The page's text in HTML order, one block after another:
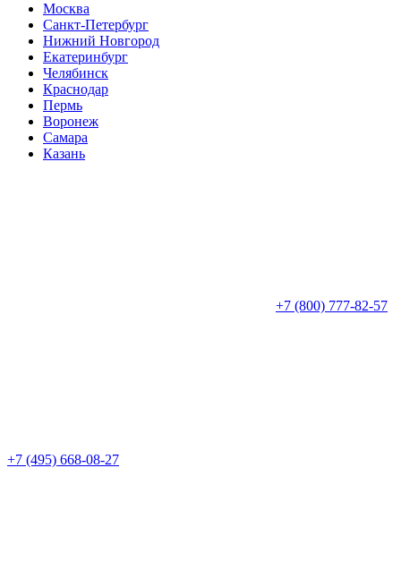
Москва
Санкт-Петербург
Нижний Новгород
Екатеринбург
Челябинск
Краснодар
Пермь
Воронеж
Самара
Казань
+7 (800) 777-82-57
+7 (495) 668-08-27